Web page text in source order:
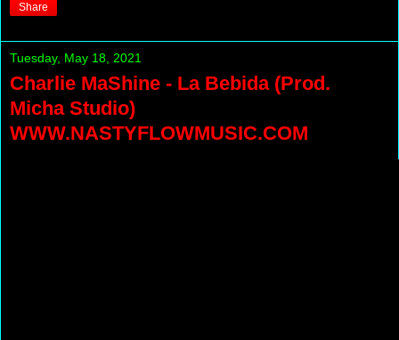
Share
Tuesday, May 18, 2021
Charlie MaShine - La Bebida (Prod.
Micha Studio)
WWW.NASTYFLOWMUSIC.COM